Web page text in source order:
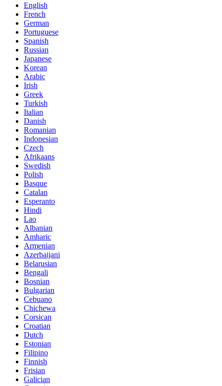
English
French
German
Portuguese
Spanish
Russian
Japanese
Korean
Arabic
Irish
Greek
Turkish
Italian
Danish
Romanian
Indonesian
Czech
Afrikaans
Swedish
Polish
Basque
Catalan
Esperanto
Hindi
Lao
Albanian
Amharic
Armenian
Azerbaijani
Belarusian
Bengali
Bosnian
Bulgarian
Cebuano
Chichewa
Corsican
Croatian
Dutch
Estonian
Filipino
Finnish
Frisian
Galician